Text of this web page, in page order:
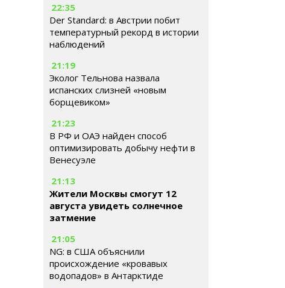
22:35
Der Standard: в Австрии побит
температурный рекорд в истории
наблюдений
21:19
Эколог Тельнова назвала
испанских слизней «новым
борщевиком»
21:23
В РФ и ОАЭ найден способ
оптимизировать добычу нефти в
Венесуэле
21:13
Жители Москвы смогут 12
августа увидеть солнечное
затмение
21:05
NG: в США объяснили
происхождение «кровавых
водопадов» в Антарктиде